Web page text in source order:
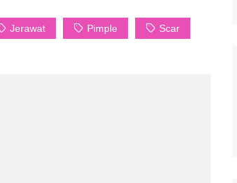
Jerawat Pimple Scar